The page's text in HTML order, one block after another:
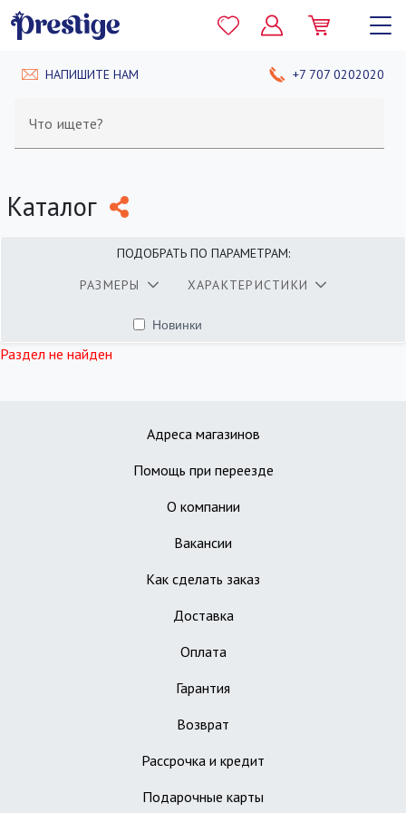
НАПИШИТЕ НАМ +7 707 0202020
Что ищете?
Каталог
ПОДОБРАТЬ ПО ПАРАМЕТРАМ:
РАЗМЕРЫ
ХАРАКТЕРИСТИКИ
Новинки
Раздел не найден
Адреса магазинов
Помощь при переезде
О компании
Вакансии
Как сделать заказ
Доставка
Оплата
Гарантия
Возврат
Рассрочка и кредит
Подарочные карты